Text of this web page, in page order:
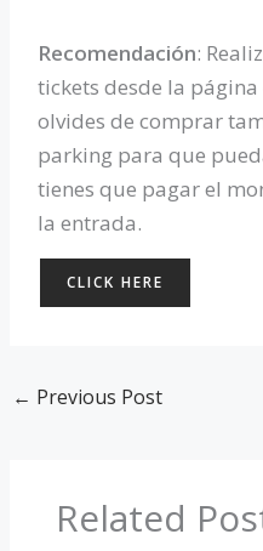
Recomendación:
tickets desde la
olvides de comprar
parking para que
tienes que pagar el
la entrada.
CLICK HERE
← Previous Post
Related